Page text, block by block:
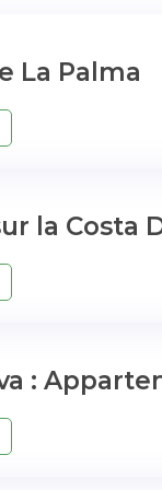
La Palma
la Costa
: